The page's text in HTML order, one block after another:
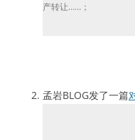
产转让……；
孟岩BLOG发了一篇